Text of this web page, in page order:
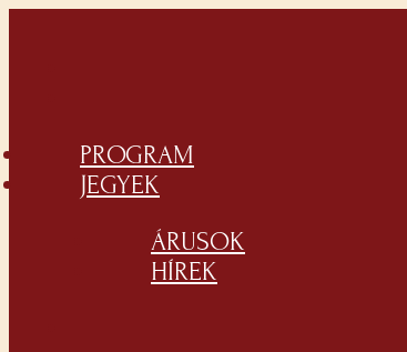
PROGRAM
JEGYEK
ÁRUSOK
HÍREK